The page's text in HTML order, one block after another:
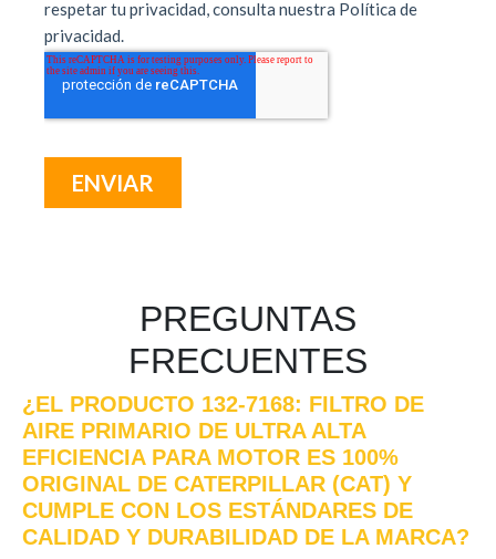
PREGUNTAS
FRECUENTES
¿EL PRODUCTO 132-7168: FILTRO DE
AIRE PRIMARIO DE ULTRA ALTA
EFICIENCIA PARA MOTOR ES 100%
ORIGINAL DE CATERPILLAR (CAT) Y
CUMPLE CON LOS ESTÁNDARES DE
CALIDAD Y DURABILIDAD DE LA MARCA?